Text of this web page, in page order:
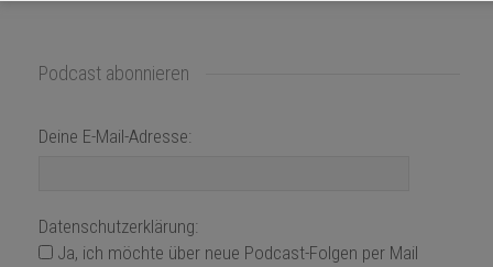
Podcast abonnieren
Deine E-Mail-Adresse:
Datenschutzerklärung:
Ja, ich möchte über neue Podcast-Folgen per Mail